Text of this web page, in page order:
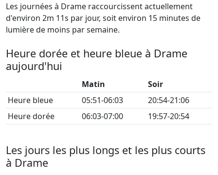
Les journées à Drame raccourcissent actuellement
d'environ 2m 11s par jour, soit environ 15 minutes de
lumière de moins par semaine.
Heure dorée et heure bleue à Drame
aujourd'hui
Matin
Soir
Heure bleue
05:51-06:03
20:54-21:06
Heure dorée
06:03-07:00 19:57-20:54
Les jours les plus longs et les plus courts
à Drame